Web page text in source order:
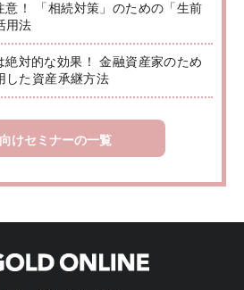
！ 「相続対策」のための「生前
用法
対的な効果！ 金融資産家のため
した資産承継方法
けセミナーの一覧